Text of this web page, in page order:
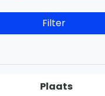
Filter
Plaats